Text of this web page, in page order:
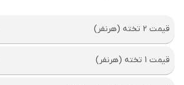
قیمت 2 تخته (هرنفر)
قیمت 1 تخته (هرنفر)